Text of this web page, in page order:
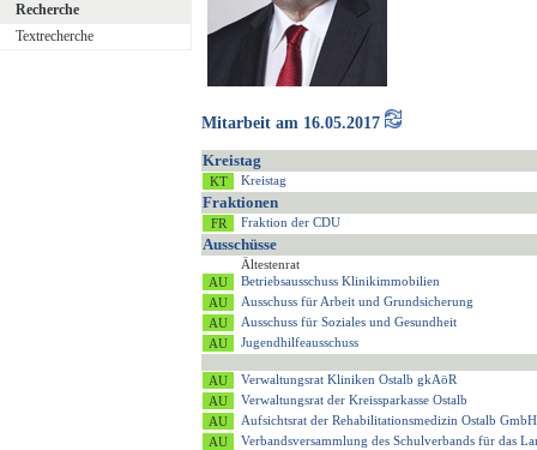
Recherche
Textrecherche
Mitarbeit am 16.05.2017
Kreistag
Kreistag
Fraktionen
Fraktion der CDU
Ausschüsse
Ältestenrat
Betriebsausschuss Klinikimmobilien
Ausschuss für Arbeit und Grundsicherung
Ausschuss für Soziales und Gesundheit
Jugendhilfeausschuss
Verwaltungsrat Kliniken Ostalb gkAöR
Verwaltungsrat der Kreissparkasse Ostalb
Aufsichtsrat der Rehabilitationsmedizin Ostalb GmbH
Verbandsversammlung des Schulverbands für das